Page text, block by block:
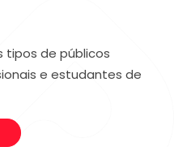
tipos de públicos
e estudantes de